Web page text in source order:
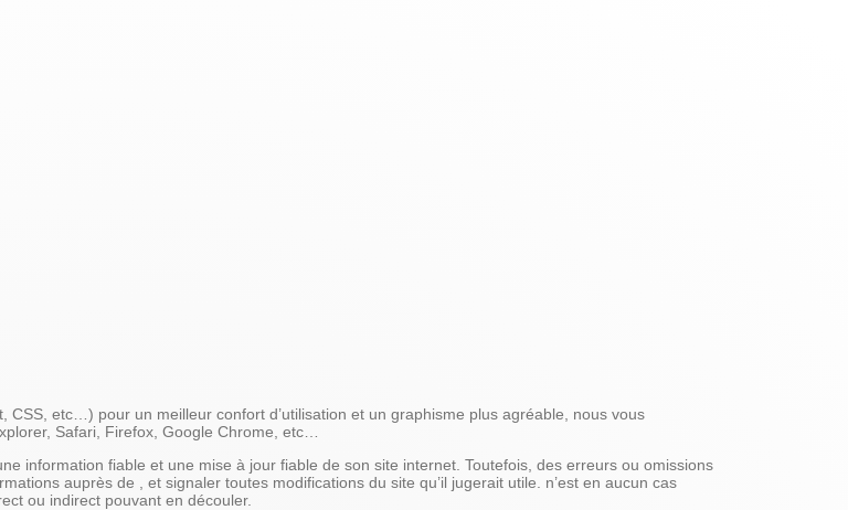
etc…) pour un meilleur confort d’utilisation et un graphisme plus agréable, nous vous
Safari, Firefox, Google Chrome, etc…
information fiable et une mise à jour fiable de son site internet. Toutefois, des erreurs ou omissions
auprès de , et signaler toutes modifications du site qu’il jugerait utile. n’est en aucun cas
ou indirect pouvant en découler.